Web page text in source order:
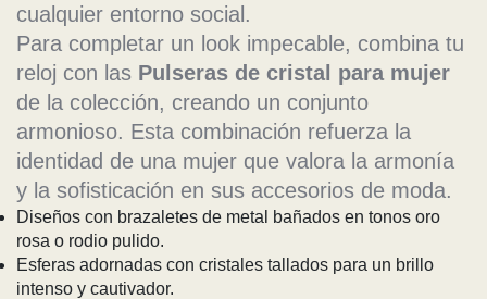
cualquier entorno social.
Para completar un look impecable, combina tu
reloj con las Pulseras de cristal para mujer
de la colección, creando un conjunto
armonioso. Esta combinación refuerza la
identidad de una mujer que valora la armonía
y la sofisticación en sus accesorios de moda.
Diseños con brazaletes de metal bañados en tonos oro
rosa o rodio pulido.
Esferas adornadas con cristales tallados para un brillo
intenso y cautivador.